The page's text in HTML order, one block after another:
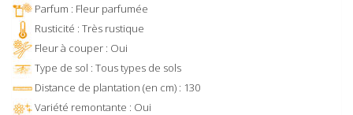
Parfum : Fleur parfumée
Rusticité : Très rustique
Fleur à couper : Oui
Type de sol : Tous types de sols
Distance de plantation (en cm) : 130
Variété remontante : Oui